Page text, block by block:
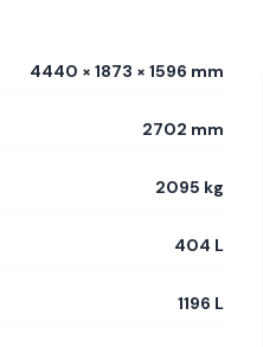
4440 × 1873 × 1596 mm
2702 mm
2095 kg
404 L
1196 L